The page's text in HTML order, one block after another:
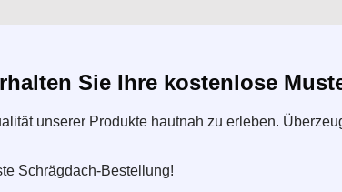
Sie Ihre kostenlose
unserer Produkte hautnah zu erleben.
Schrägdach-Bestellung!